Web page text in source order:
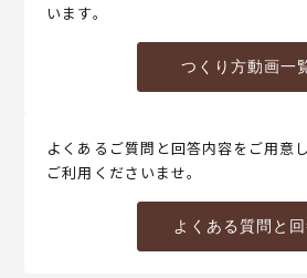
います。
つくり方動画一
よくあるご質問と回答内容をご用意
ご利用くださいませ。
よくある質問と